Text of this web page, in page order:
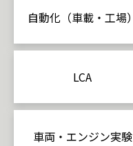
自動化（車載・工場）
LCA
車両・エンジン実験